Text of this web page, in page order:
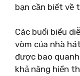
bạn cần biết về
Các buổi biểu
vòm của nhà
được bao
khả năng hiển